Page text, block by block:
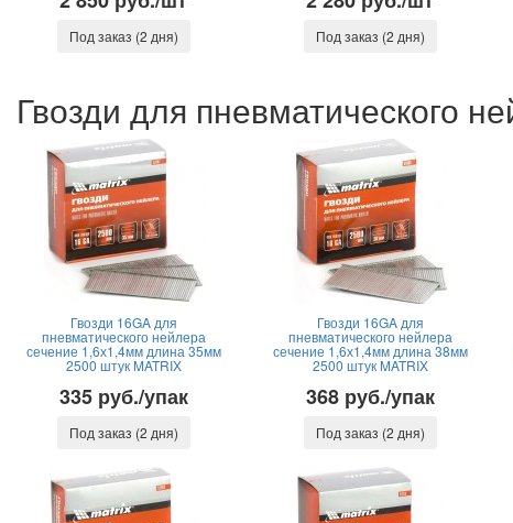
Под заказ (2 дня) Под заказ (2 дня)
Гвозди для пневматического
Гвозди 16GA для
пневматического нейлера
сечение 1,6х1,4мм длина 35мм
2500 штук MATRIX
335 руб./упак
Под заказ (2 дня)
Гвозди 16GA для
пневматического нейлера
сечение 1,6х1,4мм длина 38мм
2500 штук MATRIX
368 руб./упак
Под заказ (2 дня)